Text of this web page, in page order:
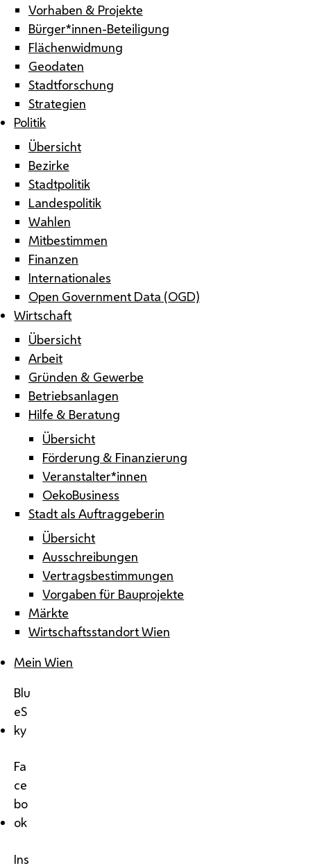
Vorhaben & Projekte
Bürger*innen-Beteiligung
Flächenwidmung
Geodaten
Stadtforschung
Strategien
Politik
Übersicht
Bezirke
Stadtpolitik
Landespolitik
Wahlen
Mitbestimmen
Finanzen
Internationales
Open Government Data (OGD)
Wirtschaft
Übersicht
Arbeit
Gründen & Gewerbe
Betriebsanlagen
Hilfe & Beratung
Übersicht
Förderung & Finanzierung
Veranstalter*innen
OekoBusiness
Stadt als Auftraggeberin
Übersicht
Ausschreibungen
Vertragsbestimmungen
Vorgaben für Bauprojekte
Märkte
Wirtschaftsstandort Wien
Mein Wien
Blu
eS
ky
Fa
ce
bo
ok
Ins